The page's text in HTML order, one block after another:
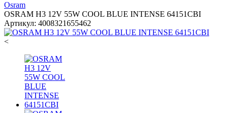
Osram
OSRAM H3 12V 55W COOL BLUE INTENSE 64151CBI
Артикул: 4008321655462
<